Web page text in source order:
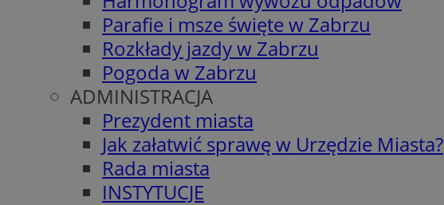
Parafie i msze święte w Zabrzu
Rozkłady jazdy w Zabrzu
Pogoda w Zabrzu
ADMINISTRACJA
Prezydent miasta
Jak załatwić sprawę w Urzędzie Miasta?
Rada miasta
INSTYTUCJE